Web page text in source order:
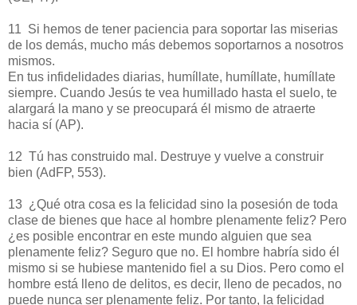
11 Si hemos de tener paciencia para soportar las miserias
de los demás, mucho más debemos soportarnos a nosotros
mismos.
En tus infidelidades diarias, humíllate, humíllate, humíllate
siempre. Cuando Jesús te vea humillado hasta el suelo, te
alargará la mano y se preocupará él mismo de atraerte
hacia sí (AP).
12 Tú has construido mal. Destruye y vuelve a construir
bien (AdFP, 553).
13 ¿Qué otra cosa es la felicidad sino la posesión de toda
clase de bienes que hace al hombre plenamente feliz? Pero
¿es posible encontrar en este mundo alguien que sea
plenamente feliz? Seguro que no. El hombre habría sido él
mismo si se hubiese mantenido fiel a su Dios. Pero como el
hombre está lleno de delitos, es decir, lleno de pecados, no
puede nunca ser plenamente feliz. Por tanto, la felicidad